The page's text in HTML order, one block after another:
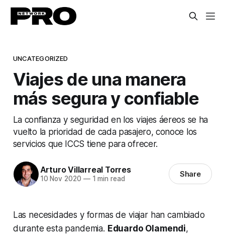
UNCATEGORIZED
Viajes de una manera
más segura y confiable
La confianza y seguridad en los viajes áereos se ha
vuelto la prioridad de cada pasajero, conoce los
servicios que ICCS tiene para ofrecer.
Arturo Villarreal Torres
10 Nov 2020 —1 min read Share
Las necesidades y formas de viajar han cambiado
durante esta pandemia. Eduardo Olamendi,